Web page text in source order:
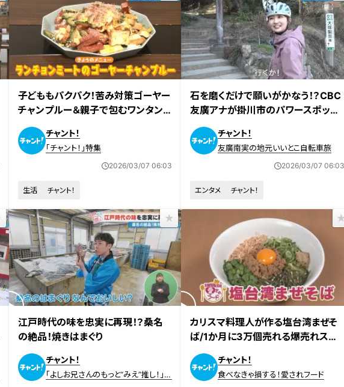
子どももパクパク！苦み対策ゴーヤー
チャンプルー＆親子で包むワンタンス
ープ
チャント！
「チャント！」特集
2026/03/07 06:03
生活 チャント！
石を磨くだけで願いがかなう！？CBC
友廣アナが掛川市のパワースポット
へ！272段の階段に悲鳴？
チャント！
友廣南実の地元いいとこ自転車旅
2026/03/07 06:03
エンタメ チャント！
江戸時代の味を忠実に再現！？桑名
の絶品！焼きはまぐり
チャント！
「よしお兄さんのもっと“みえ”推し！」動
カリスマ料理人が作る塩台湾まぜそ
ば/1か月に3万個売れる爆売れスイ
ーツ【愛されフード】
チャント！
食べなきゃ損する！愛されフード